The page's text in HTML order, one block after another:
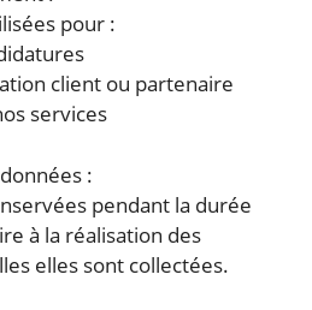
pour :
client ou partenaire
services
:
pendant la durée
à la réalisation des
elles sont collectées.